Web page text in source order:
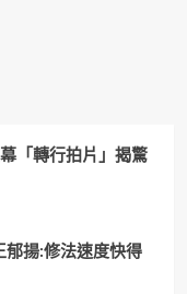
「轉行拍片」揭驚
揚:修法速度快得